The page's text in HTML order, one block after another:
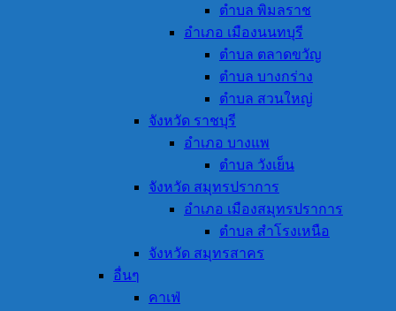
ตำบล พิมลราช
อำเภอ เมืองนนทบุรี
ตำบล ตลาดขวัญ
ตำบล บางกร่าง
ตำบล สวนใหญ่
จังหวัด ราชบุรี
อำเภอ บางแพ
ตำบล วังเย็น
จังหวัด สมุทรปราการ
อำเภอ เมืองสมุทรปราการ
ตำบล สำโรงเหนือ
จังหวัด สมุทรสาคร
อื่นๆ
คาเฟ่